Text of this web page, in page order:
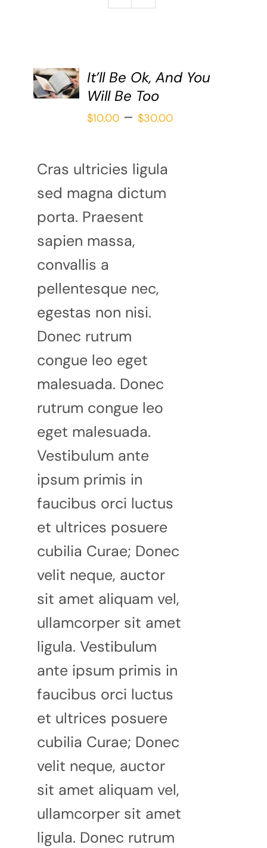
Verónica Leija
Contáctame
OPCIONES
It’ll Be Ok, And You
Will Be Too
$10.00 – $30.00Price
Cras ultricies ligula
sed magna dictum
porta. Praesent
sapien massa,
convallis a
pellentesque nec,
egestas non nisi.
Donec rutrum
congue leo eget
malesuada. Donec
rutrum congue leo
eget malesuada.
Vestibulum ante
ipsum primis in
faucibus orci luctus
et ultrices posuere
cubilia Curae; Donec
velit neque, auctor
sit amet aliquam vel,
ullamcorper sit amet
ligula. Vestibulum
ante ipsum primis in
faucibus orci luctus
et ultrices posuere
cubilia Curae; Donec
velit neque, auctor
sit amet aliquam vel,
ullamcorper sit amet
ligula. Donec rutrum